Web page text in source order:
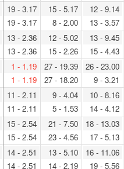
19 - 3.17
19 - 3.17
15 - 5.17
8 - 2.00
12 - 9.14
13 - 3.57
13 - 2.36
13 - 2.36
12 - 5.02
15 - 2.26
13 - 9.45
15 - 4.43
1 - 1.19
1 - 1.19
27 - 19.39
27 - 18.20
26 - 23.00
9 - 3.21
11 - 2.11
11 - 2.11
9 - 4.04
5 - 1.53
10 - 8.16
14 - 4.12
15 - 2.54
15 - 2.54
21 - 7.50
23 - 4.56
18 - 13.03
17 - 5.13
14 - 2.51
14 - 2.51
13 - 5.10
14 - 2.19
16 - 11.06
19 - 5.56